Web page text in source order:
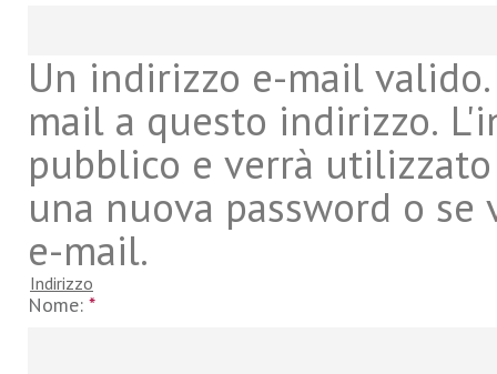
Un indirizzo e-mail
mail a questo indirizzo.
pubblico e verrà
una nuova password o
e-mail.
Indirizzo
Nome: *